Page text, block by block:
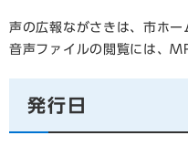
声の広報ながさきは、市ホー
音声ファイルの閲覧には、
発行日